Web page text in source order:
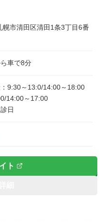
幌市清田区清田1条3丁目6番
ら車で8分
9:30～13:0/14:00～18:00
14:00～17:00
ト